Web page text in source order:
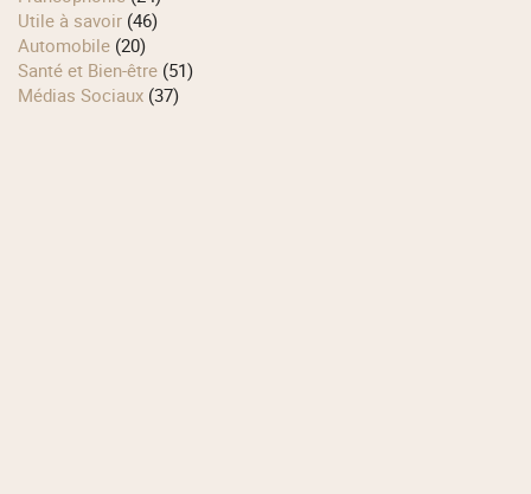
Utile à savoir (46)
Automobile (20)
Santé et Bien-être (51)
Médias Sociaux (37)